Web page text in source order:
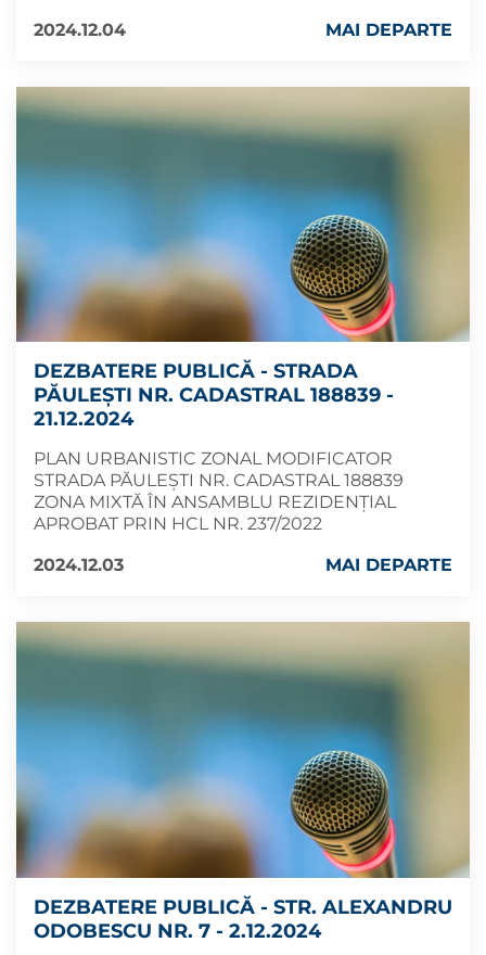
2024.12.04
MAI DEPARTE
DEZBATERE PUBLICĂ - STRADA
PĂULEȘTI NR. CADASTRAL 188839 -
21.12.2024
PLAN URBANISTIC ZONAL MODIFICATOR
STRADA PĂULEȘTI NR. CADASTRAL 188839
ZONA MIXTĂ ÎN ANSAMBLU REZIDENȚIAL
APROBAT PRIN HCL NR. 237/2022
2024.12.03
MAI DEPARTE
DEZBATERE PUBLICĂ - STR. ALEXANDRU
ODOBESCU NR. 7 - 2.12.2024